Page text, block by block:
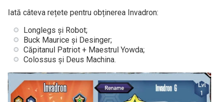
Iată câteva rețete pentru obținerea Invadron:
Longlegs și Robot;
Buck Maurice și Desinger;
Căpitanul Patriot + Maestrul Yowda;
Colossus și Deus Machina.